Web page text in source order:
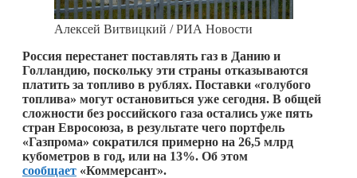
Алексей Витвицкий / РИА Новости
Россия перестанет поставлять газ в Данию и
Голландию, поскольку эти страны отказываются
платить за топливо в рублях. Поставки «голубого
топлива» могут остановиться уже сегодня. В общей
сложности без российского газа остались уже пять
стран Евросоюза, в результате чего портфель
«Газпрома» сократился примерно на 26,5 млрд
кубометров в год, или на 13%. Об этом
сообщает «Коммерсант».